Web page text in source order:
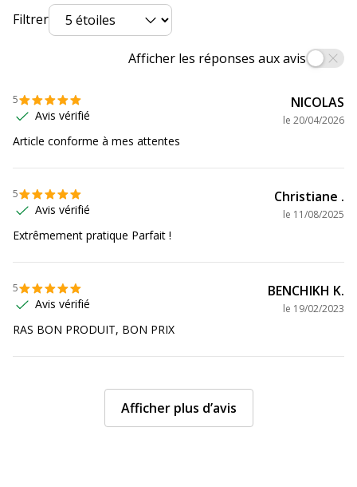
Produit recyclable
Données d'identification
Données d'identification
Marque
Référence produit fabricant
Dimensions et poids
Dimensions et poids
Profondeur 260 mm
Filtrer
Afficher les réponses aux avis
5
Avis vérifié
NICOLAS
le 20/04/2026
Article conforme à mes attentes
5
Avis vérifié
Christiane .
le 11/08/2025
Extrêmement pratique Parfait !
5
Avis vérifié
BENCHIKH K.
le 19/02/2023
RAS BON PRODUIT, BON PRIX
Afficher plus d’avis